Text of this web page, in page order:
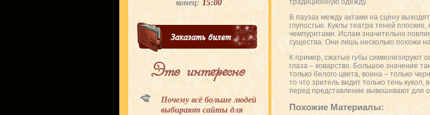
конец: 15:00
Это интересно
Почему всё больше людей
выбирают сайты для
традиционную одежду.
В паузах между актами на сцену
глупостью. Куклы театра теней
чемпуритами. Ислам значительно
существа. Они лишь несколько похожи
К пример, сжатые губы символизируют
глаза – коварство. Большое значение
только белого цвета, воина – только
то что зритель видит только тень
перед представление вывешивают для
Похожие Материалы: